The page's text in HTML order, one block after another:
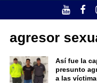
agresor
Así fue la
presunto
a las